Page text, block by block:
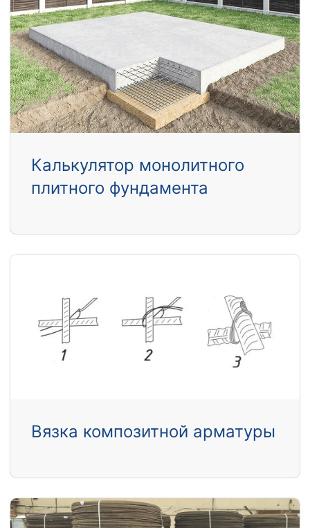
Калькулятор монолитного
плитного фундамента
Вязка композитной арматуры